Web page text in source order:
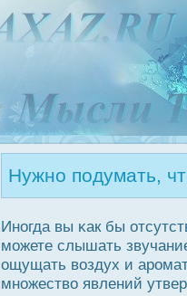
Нужно подумать,
Иногда вы κак бы
можете слышать
ощущать воздух и
множество явлений